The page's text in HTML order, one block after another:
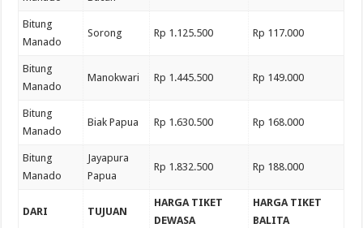
Bitung
Manado
Sorong Rp 1.125.500 Rp 117.000
Bitung
Manado
Manokwari Rp 1.445.500 Rp 149.000
Bitung
Manado
Biak Papua Rp 1.630.500 Rp 168.000
Bitung
Manado
Jayapura
Papua
Rp 1.832.500 Rp 188.000
DARI TUJUAN
HARGA TIKET
DEWASA
HARGA TIKET
BALITA